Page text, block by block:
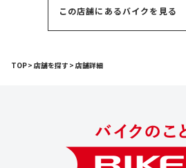
この店舗にあるバイクを見る
TOP 店舗を探す 店舗詳細